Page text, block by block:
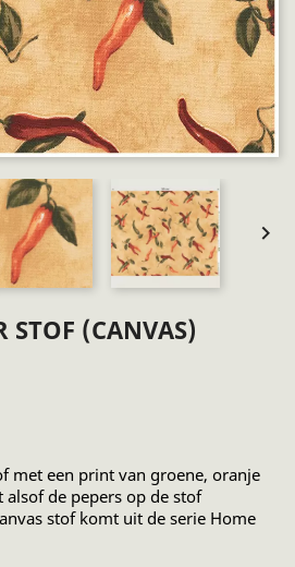

STOF (CANVAS)
met een print van groene, oranje
de pepers op de stof
stof komt uit de serie Home